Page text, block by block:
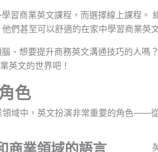
習商業英文課程，而選擇線上課程
們甚至可以舒適的在家中學習商業英
、想要提升商務英文溝通技巧的人嗎？
英文的世界吧！
色
域中，英文扮演非常重要的角色——